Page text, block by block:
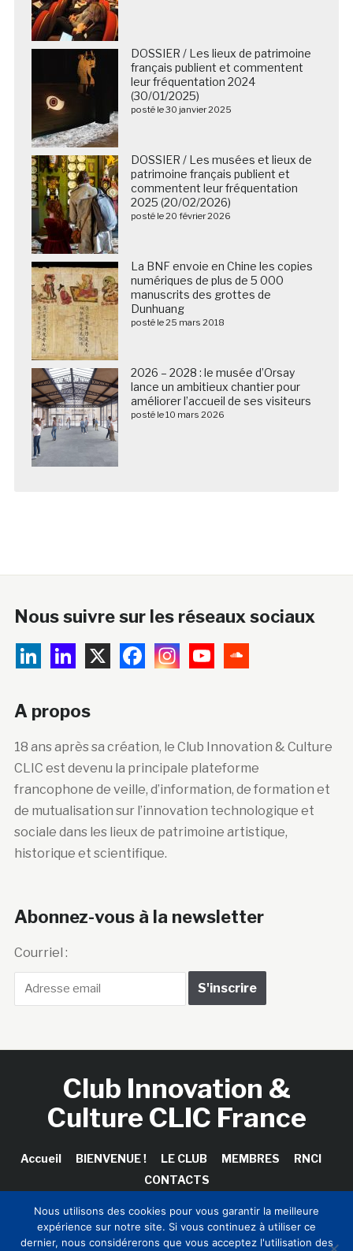
DOSSIER / Les lieux de patrimoine
français publient et commentent
leur fréquentation 2024
(30/01/2025)
posté le 30 janvier 2025
DOSSIER / Les musées et lieux de
patrimoine français publient et
commentent leur fréquentation
2025 (20/02/2026)
posté le 20 février 2026
La BNF envoie en Chine les copies
numériques de plus de 5 000
manuscrits des grottes de
Dunhuang
posté le 25 mars 2018
2026 – 2028 : le musée d’Orsay
lance un ambitieux chantier pour
améliorer l’accueil de ses visiteurs
posté le 10 mars 2026
Nous suivre sur les réseaux sociaux
A propos
18 ans après sa création, le Club Innovation & Culture
CLIC est devenu la principale plateforme
francophone de veille, d’information, de formation et
de mutualisation sur l’innovation technologique et
sociale dans les lieux de patrimoine artistique,
historique et scientifique.
Abonnez-vous à la newsletter
Courriel :
Club Innovation &
Culture CLIC France
Accueil BIENVENUE ! LE CLUB MEMBRES
RNCI
CONTACTS
Copyright © 2026 Club Innovation & Culture CLIC France /
Nous utilisons des cookies pour vous garantir la meilleure
expérience sur notre site. Si vous continuez à utiliser ce
dernier, nous considérerons que vous acceptez l'utilisation des